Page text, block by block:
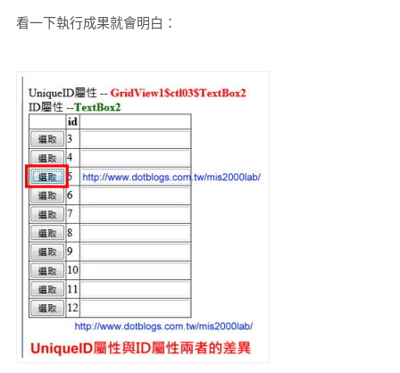
看一下執行成果就會明白：